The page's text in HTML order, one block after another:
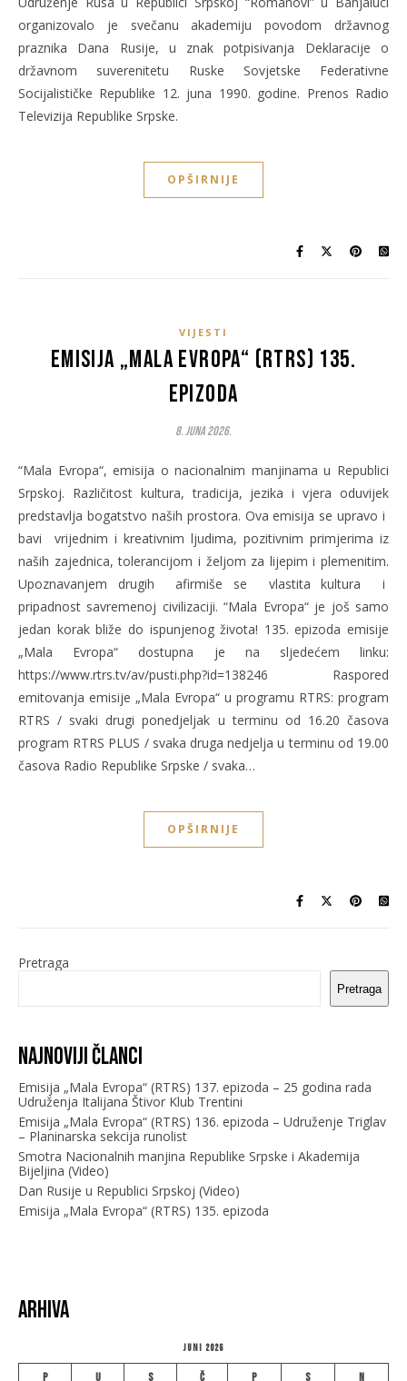
organizovalo je svečanu akademiju povodom državnog
praznika Dana Rusije, u znak potpisivanja Deklaracije o
državnom suverenitetu Ruske Sovjetske Federativne
Socijalističke Republike 12. juna 1990. godine. Prenos Radio
Televizija Republike Srpske.
OPŠIRNIJE
VIJESTI
Emisija „Mala Evropa“ (RTRS) 135.
epizoda
8. Juna 2026.
“Mala Evropa“, emisija o nacionalnim manjinama u Republici
Srpskoj. Različitost kultura, tradicija, jezika i vjera oduvijek
predstavlja bogatstvo naših prostora. Ova emisija se upravo i
bavi vrijednim i kreativnim ljudima, pozitivnim primjerima iz
naših zajednica, tolerancijom i željom za lijepim i plemenitim.
Upoznavanjem drugih afirmiše se vlastita kultura i
pripadnost savremenoj civilizaciji. “Mala Evropa“ je još samo
jedan korak bliže do ispunjenog života! 135. epizoda emisije
„Mala Evropa“ dostupna je na sljedećem linku:
https://www.rtrs.tv/av/pusti.php?id=138246 Raspored
emitovanja emisije „Mala Evropa“ u programu RTRS: program
RTRS / svaki drugi ponedjeljak u terminu od 16.20 časova
program RTRS PLUS / svaka druga nedjelja u terminu od 19.00
časova Radio Republike Srpske / svaka…
OPŠIRNIJE
Pretraga
Pretraga
Najnoviji članci
Emisija „Mala Evropa“ (RTRS) 137. epizoda – 25 godina rada
Udruženja Italijana Štivor Klub Trentini
Emisija „Mala Evropa“ (RTRS) 136. epizoda – Udruženje Triglav
– Planinarska sekcija runolist
Smotra Nacionalnih manjina Republike Srpske i Akademija
Bijeljina (Video)
Dan Rusije u Republici Srpskoj (Video)
Emisija „Mala Evropa“ (RTRS) 135. epizoda
Arhiva
Juni 2026
P U S Č P S N